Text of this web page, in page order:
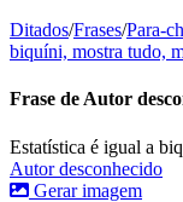
Ditados/Frases/Para-
biquíni, mostra tudo,
Frase de Autor
Estatística é igual a
Autor desconhecido
Gerar imagem